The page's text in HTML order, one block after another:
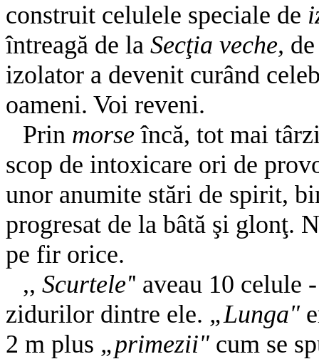
construit celulele speciale de
întreagă de la Secţia veche,
izolator a devenit curând
oameni. Voi reveni.
Prin morseîncă, tot mai
scop de intoxicare ori de
unor anumite stări de spirit,
progresat de la bâtă şi glonţ.
pe fir orice.
,, Scurtele'' aveau 10 celule
zidurilor dintre ele. „Lunga"
2 m plus „primezii" cum se